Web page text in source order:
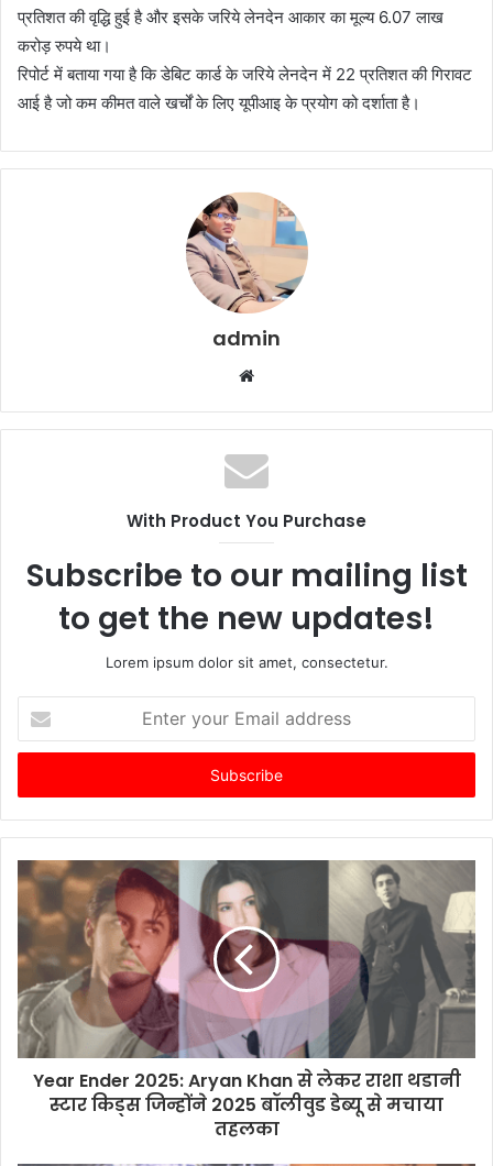
प्रतिशत की वृद्धि हुई है और इसके जरिये लेनदेन आकार का मूल्य 6.07 लाख
करोड़ रुपये था।
रिपोर्ट में बताया गया है कि डेबिट कार्ड के जरिये लेनदेन में 22 प्रतिशत की गिरावट
आई है जो कम कीमत वाले खर्चों के लिए यूपीआइ के प्रयोग को दर्शाता है।
admin
Website
With Product You Purchase
Subscribe to our mailing list
to get the new updates!
Lorem ipsum dolor sit amet, consectetur.
your
Email
Year Ender 2025: Aryan Khan से लेकर राशा थडानी
स्टार किड्स जिन्होंने 2025 बॉलीवुड डेब्यू से मचाया
तहलका